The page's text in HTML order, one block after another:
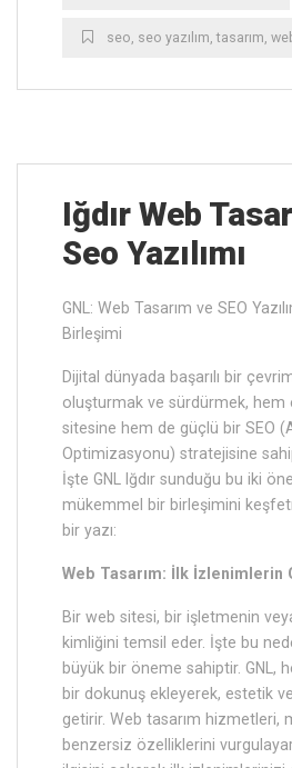
seo, seo yazılım,tasarım,
Iğdır ‎Web
Seo Yazılımı
GNL: Web Tasarım ve SEO
Birleşimi
Dijital dünyada başarılı bir
oluşturmak ve sürdürmek, hem
sitesine hem de güçlü bir SEO
Optimizasyonu) stratejisine
İşte GNL Iğdır sunduğu bu iki
mükemmel bir birleşimini
bir yazı:
Web Tasarım: İlk İzlenimlerin
Bir web sitesi, bir işletmenin
kimliğini temsil eder. İşte bu
büyük bir öneme sahiptir. GNL,
bir dokunuş ekleyerek, estetik
getirir. Web tasarım hizmetleri,
benzersiz özelliklerini